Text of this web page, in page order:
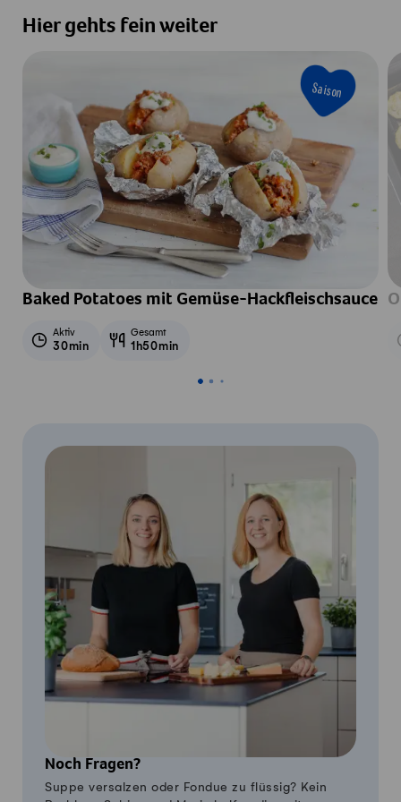
Hier gehts fein weiter
Saison
Baked Potatoes mit Gemüse-Hackfleischsauce
Aktiv
30min
Gesamt
1h50min
Noch Fragen?
Suppe versalzen oder Fondue zu flüssig? Kein